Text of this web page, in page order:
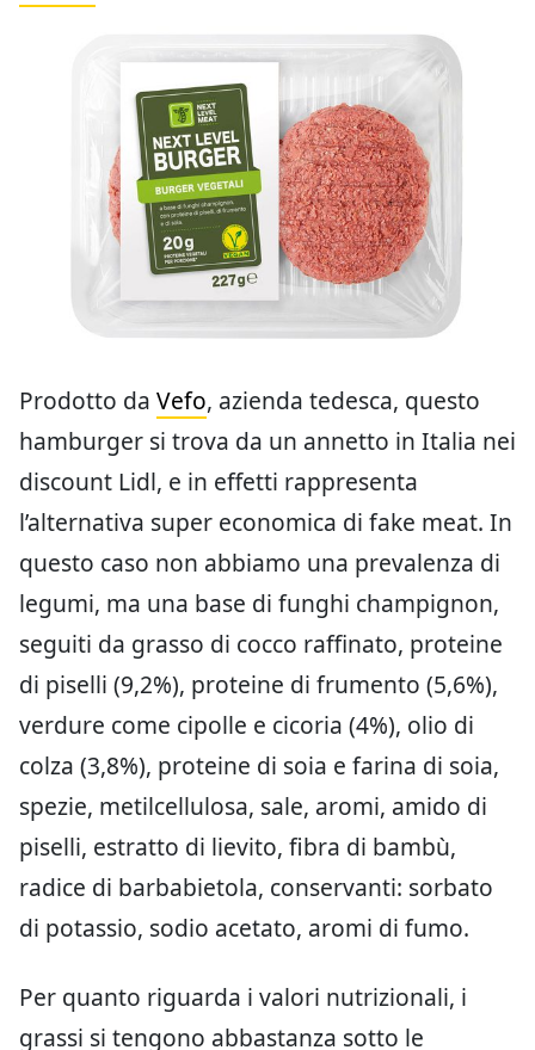
Prodotto da Vefo, azienda tedesca, questo
hamburger si trova da un annetto in Italia nei
discount Lidl, e in effetti rappresenta
l’alternativa super economica di fake meat. In
questo caso non abbiamo una prevalenza di
legumi, ma una base di funghi champignon,
seguiti da grasso di cocco raffinato, proteine
di piselli (9,2%), proteine di frumento (5,6%),
verdure come cipolle e cicoria (4%), olio di
colza (3,8%), proteine di soia e farina di soia,
spezie, metilcellulosa, sale, aromi, amido di
piselli, estratto di lievito, fibra di bambù,
radice di barbabietola, conservanti: sorbato
di potassio, sodio acetato, aromi di fumo.
Per quanto riguarda i valori nutrizionali, i
grassi si tengono abbastanza sotto le